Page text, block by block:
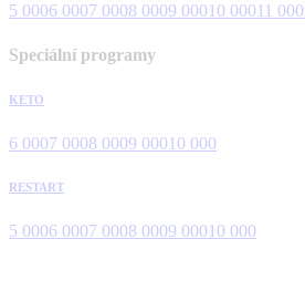
5 0006 0007 0008 0009 00010 00011 000
Speciální programy
KETO
6 0007 0008 0009 00010 000
RESTART
5 0006 0007 0008 0009 00010 000